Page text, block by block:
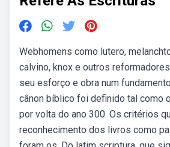
Webhomens como lutero,
calvino, knox e outros
seu esforço e obra num
cânon bíblico foi definido tal como
por volta do ano 300. Os critérios
reconhecimento dos livros como